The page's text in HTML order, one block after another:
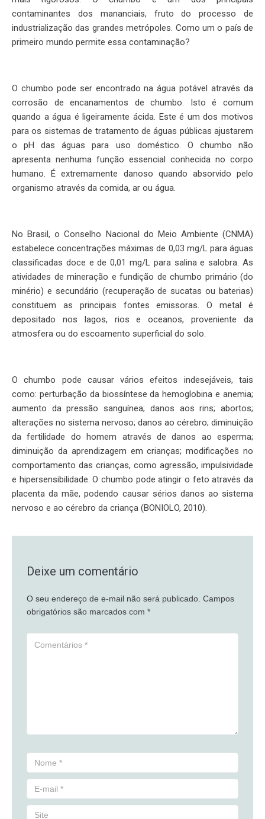
contaminantes dos mananciais, fruto do processo de
industrialização das grandes metrópoles. Como um o país de
primeiro mundo permite essa contaminação?
O chumbo pode ser encontrado na água potável através da
corrosão de encanamentos de chumbo. Isto é comum
quando a água é ligeiramente ácida. Este é um dos motivos
para os sistemas de tratamento de águas públicas ajustarem
o pH das águas para uso doméstico. O chumbo não
apresenta nenhuma função essencial conhecida no corpo
humano. É extremamente danoso quando absorvido pelo
organismo através da comida, ar ou água.
No Brasil, o Conselho Nacional do Meio Ambiente (CNMA)
estabelece concentrações máximas de 0,03 mg/L para águas
classificadas doce e de 0,01 mg/L para salina e salobra. As
atividades de mineração e fundição de chumbo primário (do
minério) e secundário (recuperação de sucatas ou baterias)
constituem as principais fontes emissoras. O metal é
depositado nos lagos, rios e oceanos, proveniente da
atmosfera ou do escoamento superficial do solo.
O chumbo pode causar vários efeitos indesejáveis, tais
como: perturbação da biossíntese da hemoglobina e anemia;
aumento da pressão sanguínea; danos aos rins; abortos;
alterações no sistema nervoso; danos ao cérebro; diminuição
da fertilidade do homem através de danos ao esperma;
diminuição da aprendizagem em crianças; modificações no
comportamento das crianças, como agressão, impulsividade
e hipersensibilidade. O chumbo pode atingir o feto através da
placenta da mãe, podendo causar sérios danos ao sistema
nervoso e ao cérebro da criança (BONIOLO, 2010).
Deixe um comentário
O seu endereço de e-mail não será publicado. Campos
obrigatórios são marcados com *